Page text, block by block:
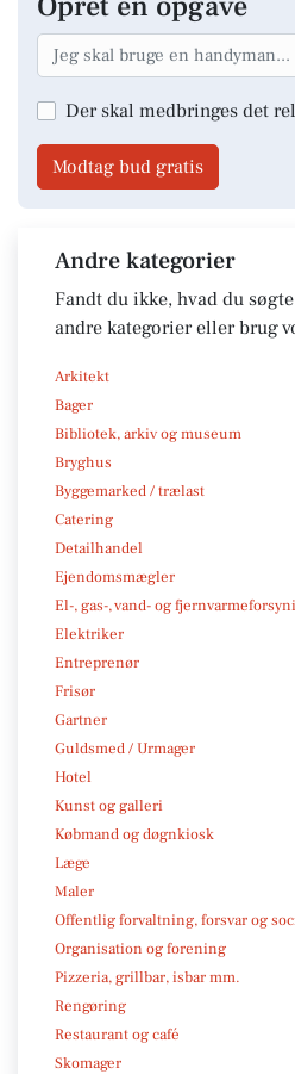
Der skal medbringes det
Modtag bud gratis
Andre kategorier
Fandt du ikke, hvad du
andre kategorier eller brug
Arkitekt
Bager
Bibliotek, arkiv og museum
Bryghus
Byggemarked / trælast
Catering
Detailhandel
Ejendomsmægler
El-, gas-, vand- og
Elektriker
Entreprenør
Frisør
Gartner
Guldsmed / Urmager
Hotel
Kunst og galleri
Købmand og døgnkiosk
Læge
Maler
Offentlig forvaltning, forsvar og
Organisation og forening
Pizzeria, grillbar, isbar mm.
Rengøring
Restaurant og café
Skomager